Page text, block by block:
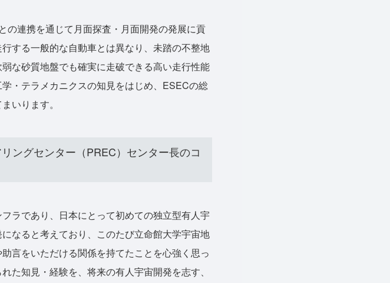
連携を通じて月面探査・月面開発の発展に貢
する一般的な自動車とは異なり、未踏の不整地
な砂質地盤でも確実に走破できる高い走行性能
・テラメカニクスの知見をはじめ、ESECの総
いります。
ングセンター（PREC）センター長のコ
ラであり、日本にとって初めての独立型有人宇
なると考えており、このたび立命館大学宇宙地
言をいただける関係を持てたことを心強く思っ
た知見・経験を、将来の有人宇宙開発を志す、